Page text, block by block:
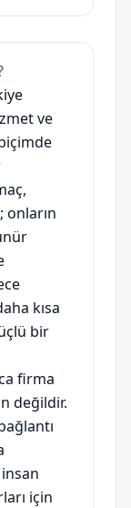
ve
onların
kısa
bir
firma
değildir.
için